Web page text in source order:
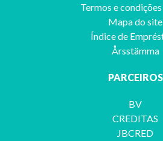
Termos e
Mapa do site
Índice de
Årsstämma
PARCEIROS
BV
CREDITAS
JBCRED